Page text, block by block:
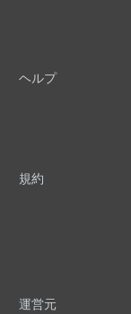
ヘルプ
規約
運営元